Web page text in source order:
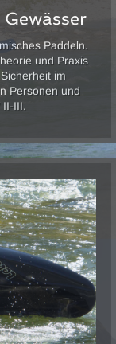
Paddeln.
und Praxis
im
Personen und
III.